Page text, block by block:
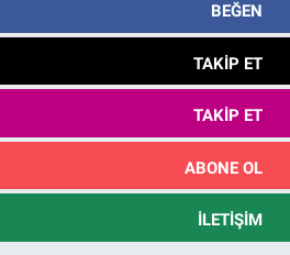
BEĞEN
TAKIP ET
TAKIP ET
ABONE OL
İLETIŞIM